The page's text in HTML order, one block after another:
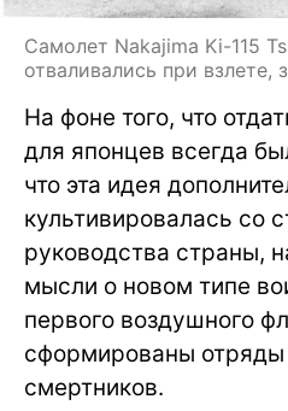
Самолет Nakajima Ki-115
отваливались при взлете,
На фоне того, что
для японцев всегда
что эта идея
культивировалась со
руководства страны,
мысли о новом типе
первого воздушного
сформированы отряды
смертников.